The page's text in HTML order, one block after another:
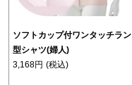
ソフトカップ付ワンタッチラン
型シャツ(婦人)
3,168円 (税込)